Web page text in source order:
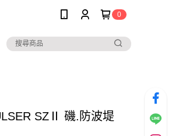
0
SZⅡ 磯.防波堤